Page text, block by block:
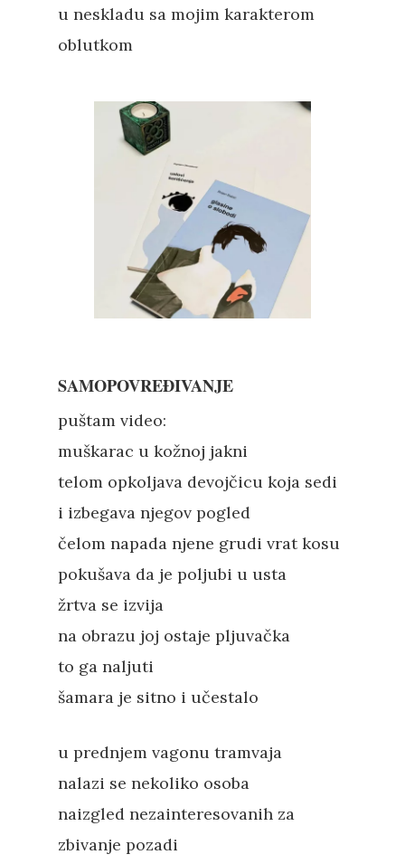
u neskladu sa mojim karakterom
oblutkom
SAMOPOVREĐIVANJE
puštam video:
muškarac u kožnoj jakni
telom opkoljava devojčicu koja sedi
i izbegava njegov pogled
čelom napada njene grudi vrat kosu
pokušava da je poljubi u usta
žrtva se izvija
na obrazu joj ostaje pljuvačka
to ga naljuti
šamara je sitno i učestalo
u prednjem vagonu tramvaja
nalazi se nekoliko osoba
naizgled nezainteresovanih za
zbivanje pozadi